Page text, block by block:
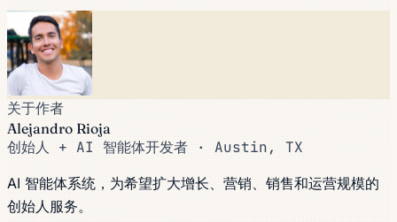
关于作者
Alejandro Rioja
创始人 + AI 智能体开发者 · Austin, TX
AI 智能体系统，为希望扩大增长、营销、销售和运营规模的
创始人服务。